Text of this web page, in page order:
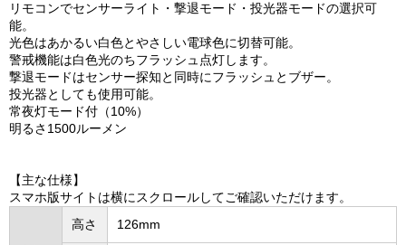
リモコンでセンサーライト・撃退モード・投光器モードの選択可
能。
光色はあかるい白色とやさしい電球色に切替可能。
警戒機能は白色光のちフラッシュ点灯します。
撃退モードはセンサー探知と同時にフラッシュとブザー。
投光器としても使用可能。
常夜灯モード付（10%）
明るさ1500ルーメン
【主な仕様】
スマホ版サイトは横にスクロールしてご確認いただけます。
高さ 126mm